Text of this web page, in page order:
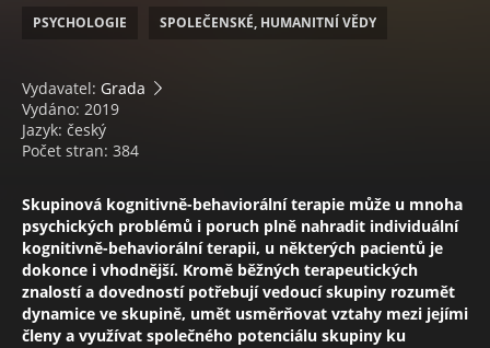
PSYCHOLOGIE SPOLEČENSKÉ, HUMANITNÍ VĚDY
Vydavatel: Grada
Vydáno: 2019
Jazyk: český
Počet stran: 384
Skupinová kognitivně-behaviorální terapie může u mnoha
psychických problémů i poruch plně nahradit individuální
kognitivně-behaviorální terapii, u některých pacientů je
dokonce i vhodnější. Kromě běžných terapeutických
znalostí a dovedností potřebují vedoucí skupiny rozumět
dynamice ve skupině, umět usměrňovat vztahy mezi jejími
členy a využívat společného potenciálu skupiny ku